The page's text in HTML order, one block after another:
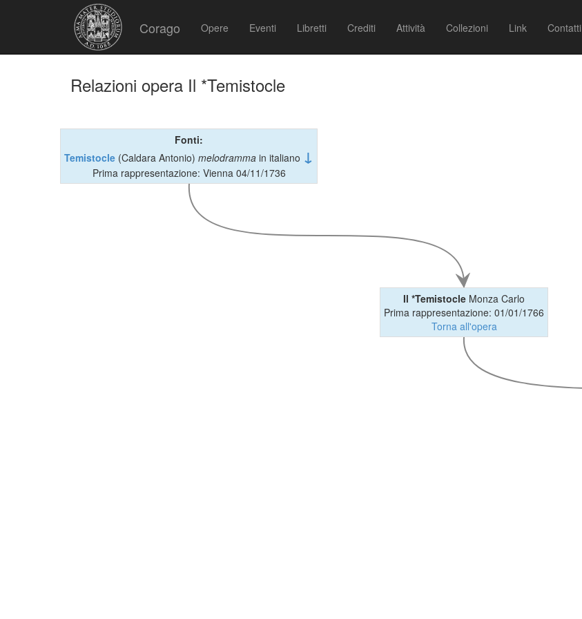
Corago Opere Eventi Libretti Crediti Attività Collezioni Link Contatti
Relazioni opera Il *Temistocle
Fonti:
Temistocle (Caldara Antonio) melodramma in italiano ↓
Prima rappresentazione: Vienna 04/11/1736
Il *Temistocle Monza Carlo
Prima rappresentazione: 01/01/1766
Torna all'opera